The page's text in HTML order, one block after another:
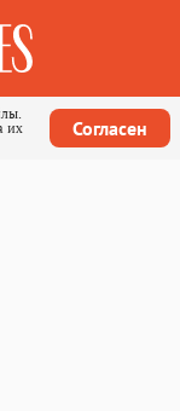
их
Согласен